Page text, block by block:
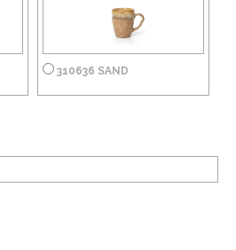
310636 SAND